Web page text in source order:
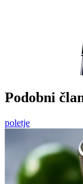
Podobni
poletje